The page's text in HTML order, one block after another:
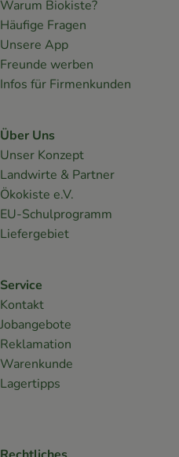
Warum Biokiste?
Häufige Fragen
Unsere App
Freunde werben
Infos für Firmenkunden
Über Uns
Unser Konzept
Landwirte & Partner
Ökokiste e.V.
EU-Schulprogramm
Liefergebiet
Service
Kontakt
Jobangebote
Reklamation
Warenkunde
Lagertipps